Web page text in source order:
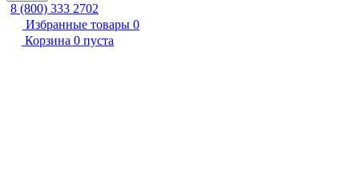
8 (800) 333 2702
Избранные товары 0
Корзина 0 пуста